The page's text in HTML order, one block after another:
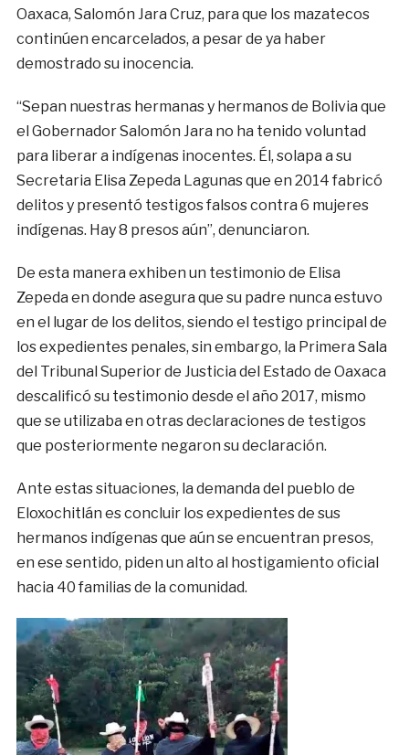
Oaxaca, Salomón Jara Cruz, para que los mazatecos
continúen encarcelados, a pesar de ya haber
demostrado su inocencia.
“Sepan nuestras hermanas y hermanos de Bolivia que
el Gobernador Salomón Jara no ha tenido voluntad
para liberar a indígenas inocentes. Él, solapa a su
Secretaria Elisa Zepeda Lagunas que en 2014 fabricó
delitos y presentó testigos falsos contra 6 mujeres
indígenas. Hay 8 presos aún”, denunciaron.
De esta manera exhiben un testimonio de Elisa
Zepeda en donde asegura que su padre nunca estuvo
en el lugar de los delitos, siendo el testigo principal de
los expedientes penales, sin embargo, la Primera Sala
del Tribunal Superior de Justicia del Estado de Oaxaca
descalificó su testimonio desde el año 2017, mismo
que se utilizaba en otras declaraciones de testigos
que posteriormente negaron su declaración.
Ante estas situaciones, la demanda del pueblo de
Eloxochitlán es concluir los expedientes de sus
hermanos indígenas que aún se encuentran presos,
en ese sentido, piden un alto al hostigamiento oficial
hacia 40 familias de la comunidad.